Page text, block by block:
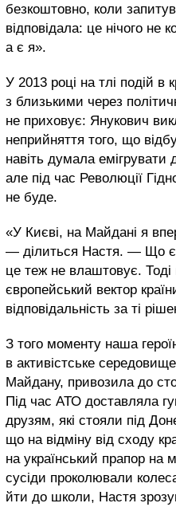
безкоштовно, коли
відповідала: це нічого не
а є я».
У 2013 році на тлі подій в
з близькими через
не приховує: Янукович
неприйняття того, що
навіть думала емігрувати
але під час Революції
не буде.
«У Києві, на Майдані я
— ділиться Настя. — Що
це теж не влаштовує.
європейський вектор
відповідальність за ті
З того моменту наша
в активістське
Майдану, привозила до
Під час АТО доставляла
друзям, які стояли під
що на відміну від сходу
на український прапор
сусіди проколювали
йти до школи, Настя